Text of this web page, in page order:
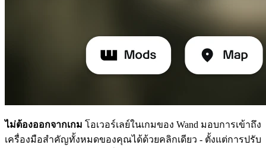
ไม่ต้องออกจากเกม โอเวอร์เลย์ในเกมของ Wand มอบการเข้าถึง
เครื่องมือสำคัญทั้งหมดของคุณได้ด้วยคลิกเดียว - ตั้งแต่การปรับ